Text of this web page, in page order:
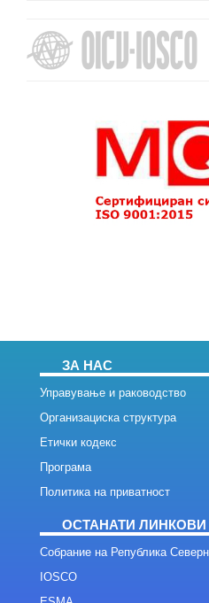
ЗА НАС
Управување и раководство
Организациска структура
Етички кодекс
Програма
Политика на приватност
ОСТАНАТИ ЛИНКОВИ
Собрание на Република
IOSCO